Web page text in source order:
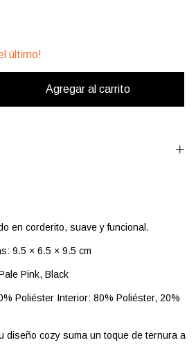
último!
en corderito, suave y funcional.
9.5 × 6.5 × 9.5 cm
Pink, Black
Poliéster Interior: 80% Poliéster, 20%
diseño cozy suma un toque de ternura a